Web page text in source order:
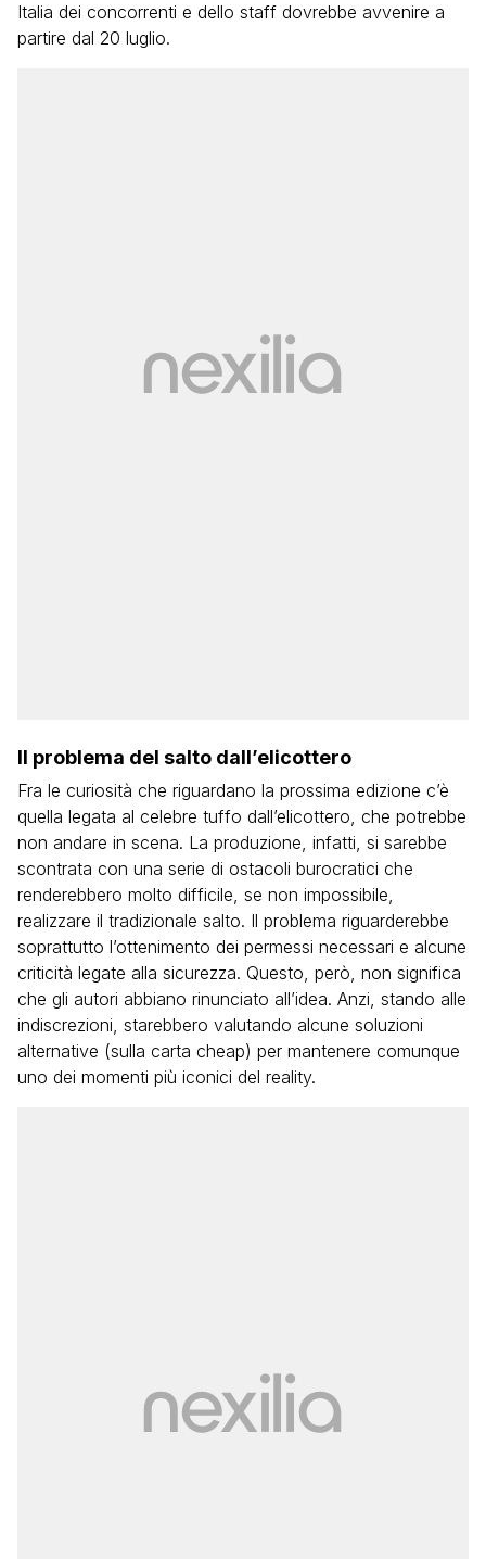
Italia dei concorrenti e dello staff dovrebbe avvenire a
partire dal 20 luglio.
Il problema del salto dall’elicottero
Fra le curiosità che riguardano la prossima edizione c’è
quella legata al celebre tuffo dall’elicottero, che potrebbe
non andare in scena. La produzione, infatti, si sarebbe
scontrata con una serie di ostacoli burocratici che
renderebbero molto difficile, se non impossibile,
realizzare il tradizionale salto. Il problema riguarderebbe
soprattutto l’ottenimento dei permessi necessari e alcune
criticità legate alla sicurezza. Questo, però, non significa
che gli autori abbiano rinunciato all’idea. Anzi, stando alle
indiscrezioni, starebbero valutando alcune soluzioni
alternative (sulla carta cheap) per mantenere comunque
uno dei momenti più iconici del reality.